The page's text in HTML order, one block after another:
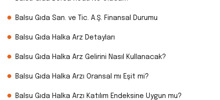
Balsu Gıda San. ve Tic. A.Ş. Finansal Durumu
Balsu Gıda Halka Arz Detayları
Balsu Gıda Halka Arz Gelirini Nasıl Kullanacak?
Balsu Gıda Halka Arzı Oransal mı Eşit mi?
Balsu Gıda Halka Arzı Katılım Endeksine Uygun mu?